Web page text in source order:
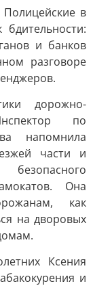
в
и банков
разговоре
дорожно-
по
напомнила
части и
Она
как
на дворовых
Ксения
и